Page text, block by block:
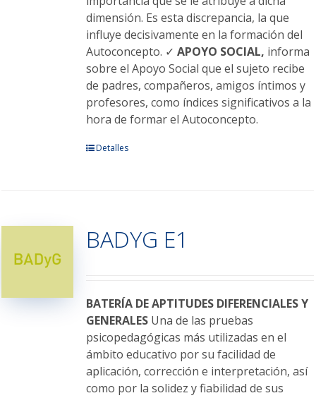
dimensión. Es esta discrepancia, la que
influye decisivamente en la formación del
Autoconcepto. ✓ APOYO SOCIAL, informa
sobre el Apoyo Social que el sujeto recibe
de padres, compañeros, amigos íntimos y
profesores, como índices significativos a la
hora de formar el Autoconcepto.
Este
Las
opciones
elegir
en
la
página
de
producto
Detalles
BADYG E1
BATERÍA DE APTITUDES DIFERENCIALES Y
GENERALESUna de las pruebas
psicopedagógicas más utilizadas en el
ámbito educativo por su facilidad de
aplicación, corrección e interpretación, así
como por la solidez y fiabilidad de sus